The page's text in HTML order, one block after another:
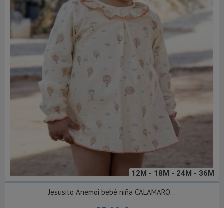
12M - 18M - 24M - 36M
Jesusito Anemoi bebé niña CALAMARO...